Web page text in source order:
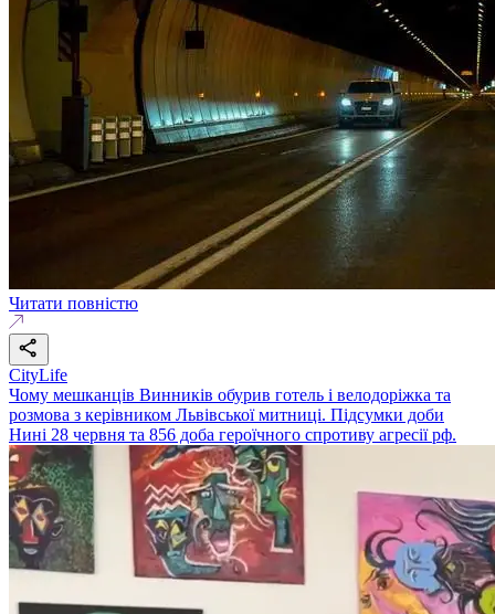
Читати повністю
CityLife
Чому мешканців Винників обурив готель і велодоріжка та
розмова з керівником Львівської митниці. Підсумки доби
Нині 28 червня та 856 доба героїчного спротиву агресії рф.